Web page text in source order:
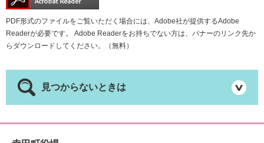
PDF形式のファイルをご覧いただく場合には、Adobe社が提供するAdobe
Readerが必要です。
Adobe Readerをお持ちでない方は、バナーのリンク先か
らダウンロードしてください。（無料）
見つからないときは